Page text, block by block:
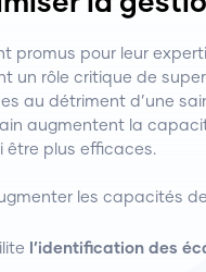
promus pour leur
un rôle critique de
au détriment d’une
augmentent la
être plus efficaces.
les capacités
l’identification des